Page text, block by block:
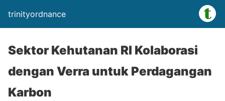
trinityordnance
Sektor Kehutanan RI Kolaborasi
dengan Verra untuk Perdagangan
Karbon